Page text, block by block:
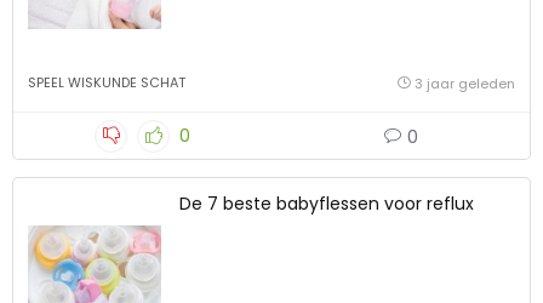
SPEEL WISKUNDE SCHAT 3 jaar geleden
0 0
De 7 beste babyflessen voor reflux